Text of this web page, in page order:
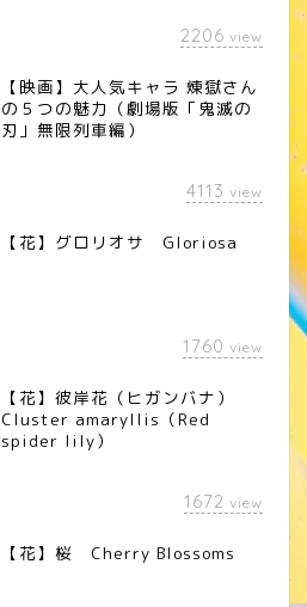
2206 view
【映画】大人気キャラ 煉󠄁獄さん
の５つの魅力（劇場版「鬼滅の
刃」無限列車編）
4113 view
【花】グロリオサ Gloriosa
1760 view
【花】彼岸花（ヒガンバナ）
Cluster amaryllis（Red
spider lily）
1672 view
【花】桜 Cherry Blossoms